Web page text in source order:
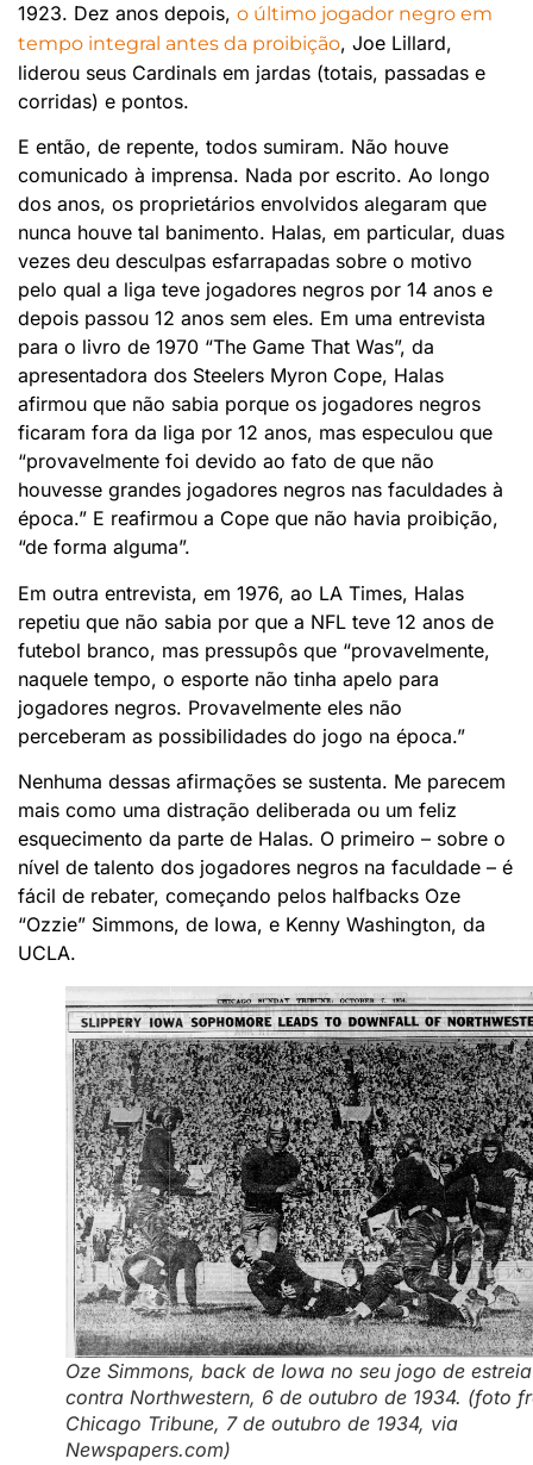
1923. Dez anos depois, o último jogador negro em
tempo integral antes da proibição, Joe Lillard,
liderou seus Cardinals em jardas (totais, passadas e
corridas) e pontos.
E então, de repente, todos sumiram. Não houve
comunicado à imprensa. Nada por escrito. Ao longo
dos anos, os proprietários envolvidos alegaram que
nunca houve tal banimento. Halas, em particular, duas
vezes deu desculpas esfarrapadas sobre o motivo
pelo qual a liga teve jogadores negros por 14 anos e
depois passou 12 anos sem eles. Em uma entrevista
para o livro de 1970 “The Game That Was”, da
apresentadora dos Steelers Myron Cope, Halas
afirmou que não sabia porque os jogadores negros
ficaram fora da liga por 12 anos, mas especulou que
“provavelmente foi devido ao fato de que não
houvesse grandes jogadores negros nas faculdades à
época.” E reafirmou a Cope que não havia proibição,
“de forma alguma”.
Em outra entrevista, em 1976, ao LA Times, Halas
repetiu que não sabia por que a NFL teve 12 anos de
futebol branco, mas pressupôs que “provavelmente,
naquele tempo, o esporte não tinha apelo para
jogadores negros. Provavelmente eles não
perceberam as possibilidades do jogo na época.”
Nenhuma dessas afirmações se sustenta. Me parecem
mais como uma distração deliberada ou um feliz
esquecimento da parte de Halas. O primeiro – sobre o
nível de talento dos jogadores negros na faculdade – é
fácil de rebater, começando pelos halfbacks Oze
“Ozzie” Simmons, de Iowa, e Kenny Washington, da
UCLA.
Oze Simmons, back de Iowa no seu jogo de estreia
contra Northwestern, 6 de outubro de 1934. (foto
Chicago Tribune, 7 de outubro de 1934, via
Newspapers.com)